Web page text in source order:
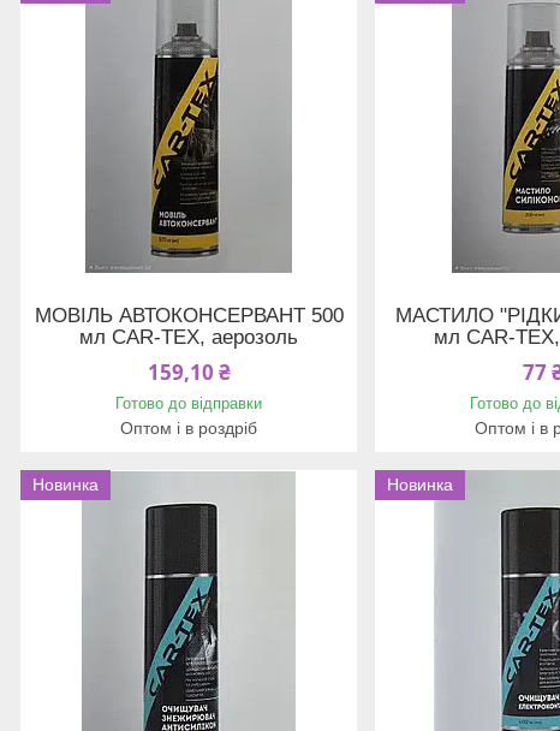
МОВІЛЬ АВТОКОНСЕРВАНТ 500
мл CAR-TEX, аерозоль
159,10 ₴
Готово до відправки
Оптом і в роздріб
МАСТИЛО
мл CAR-
77
Готово до
Оптом і в
Новинка Новинка